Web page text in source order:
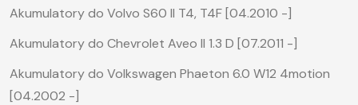
Akumulatory do Volvo S60 II T4, T4F [04.2010 -]
Akumulatory do Chevrolet Aveo II 1.3 D [07.2011 -]
Akumulatory do Volkswagen Phaeton 6.0 W12 4motion
[04.2002 -]